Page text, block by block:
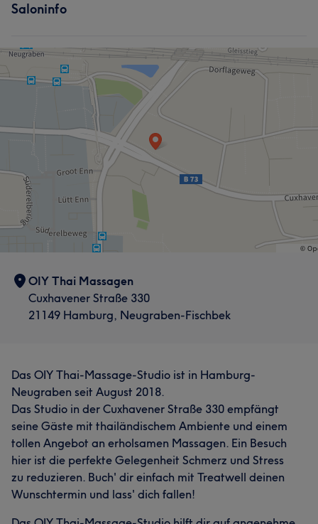
Saloninfo
OIY Thai Massagen
Cuxhavener Straße 330
21149 Hamburg, Neugraben-Fischbek
Das OIY Thai-Massage-Studio ist in Hamburg-
Neugraben seit August 2018.
Das Studio in der Cuxhavener Straße 330 empfängt
seine Gäste mit thailändischem Ambiente und einem
tollen Angebot an erholsamen Massagen. Ein Besuch
hier ist die perfekte Gelegenheit Schmerz und Stress
zu reduzieren. Buch' dir einfach mit Treatwell deinen
Wunschtermin und lass' dich fallen!